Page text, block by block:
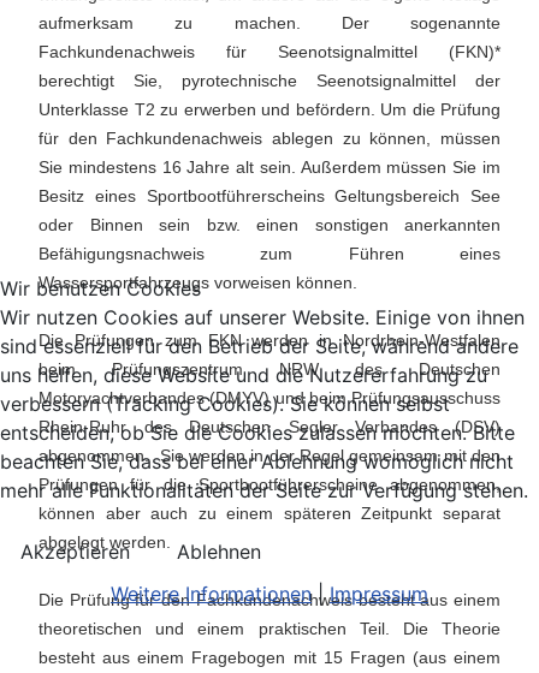
aufmerksam zu machen. Der sogenannte
Fachkundenachweis für Seenotsignalmittel (FKN)*
berechtigt Sie, pyrotechnische Seenotsignalmittel der
Unterklasse T2 zu erwerben und befördern. Um die Prüfung
für den Fachkundenachweis ablegen zu können, müssen
Sie mindestens 16 Jahre alt sein. Außerdem müssen Sie im
Besitz eines Sportbootführerscheins Geltungsbereich See
oder Binnen sein bzw. einen sonstigen anerkannten
Befähigungsnachweis zum Führen eines
Wassersportfahrzeugs vorweisen können.
Die Prüfungen zum FKN werden in Nordrhein-Westfalen
beim Prüfungszentrum NRW des Deutschen
Motoryachtverbandes (DMYV) und beim Prüfungsausschuss
Rhein-Ruhr des Deutschen Segler Verbandes (DSV)
abgenommen. Sie werden in der Regel gemeinsam mit den
Prüfungen für die Sportbootführerscheine abgenommen,
können aber auch zu einem späteren Zeitpunkt separat
abgelegt werden.
Die Prüfung für den Fachkundenachweis besteht aus einem
theoretischen und einem praktischen Teil. Die Theorie
besteht aus einem Fragebogen mit 15 Fragen (auseinem
Wir benutzen Cookies
Wir nutzen Cookies auf unserer Website. Einige von ihnen
sind essenziell für den Betrieb der Seite, während andere
uns helfen, diese Website und die Nutzererfahrung zu
verbessern (Tracking Cookies). Sie können selbst
entscheiden, ob Sie die Cookies zulassen möchten. Bitte
beachten Sie, dass bei einer Ablehnung womöglich nicht
mehr alle Funktionalitäten der Seite zur Verfügung stehen.
Akzeptieren
Ablehnen
Weitere Informationen|Impressum